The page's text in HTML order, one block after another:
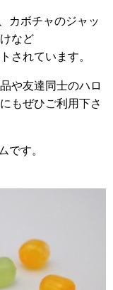
カボチャのジャッ
など
されています。
や友達同士のハロ
もぜひご利用下さ
です。